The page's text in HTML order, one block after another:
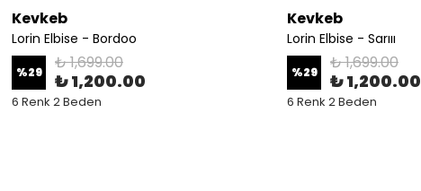
Kevkeb
Lorin Elbise - Bordoo
%29 ₺ 1,699.00
₺ 1,200.00
6 Renk 2 Beden
Kevkeb
Lorin Elbise - Sarııı
%29 ₺ 1,699.00
₺ 1,200.00
6 Renk 2 Beden